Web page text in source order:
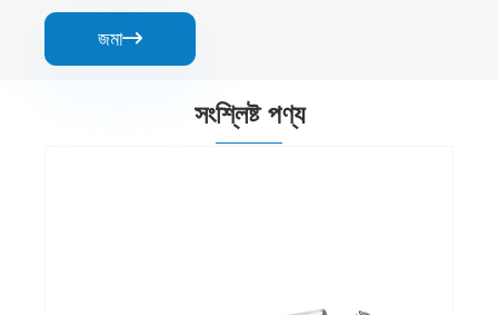
জমা
সংশ্লিষ্ট পণ্য